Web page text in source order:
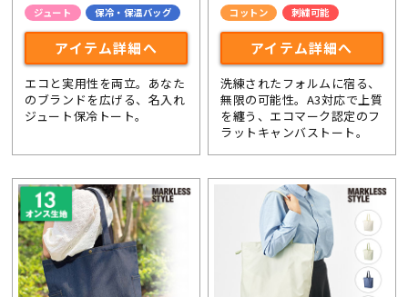
ジュート 保冷・保温バッグ
アイテム詳細へ
エコと実用性を両立。あなた
のブランドを広げる、名入れ
ジュート保冷トート。
コットン 刺繍可能
アイテム詳細へ
洗練されたフォルムに宿る、
無限の可能性。A3対応で上質
を纏う、エコマーク認定のフ
ラットキャンバストート。